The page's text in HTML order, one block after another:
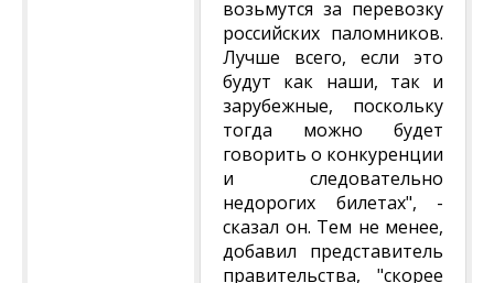
возьмутся за перевозку
российских паломников.
Лучше всего, если это
будут как наши, так и
зарубежные, поскольку
тогда можно будет
говорить о конкуренции
и следовательно
недорогих билетах", -
сказал он. Тем не менее,
добавил представитель
правительства, "скорее